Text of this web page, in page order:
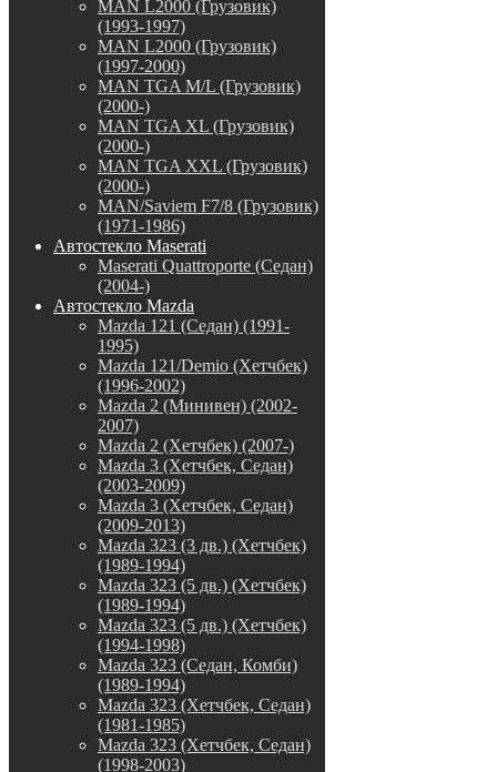
MAN L2000 (Грузовик)
(1993-1997)
MAN L2000 (Грузовик)
(1997-2000)
MAN TGA M/L (Грузовик)
(2000-)
MAN TGA XL (Грузовик)
(2000-)
MAN TGA XXL (Грузовик)
(2000-)
MAN/Saviem F7/8 (Грузовик)
(1971-1986)
Автостекло Maserati
Maserati Quattroporte (Седан)
(2004-)
Автостекло Mazda
Mazda 121 (Седан) (1991-
1995)
Mazda 121/Demio (Хетчбек)
(1996-2002)
Mazda 2 (Минивен) (2002-
2007)
Mazda 2 (Хетчбек) (2007-)
Mazda 3 (Хетчбек, Седан)
(2003-2009)
Mazda 3 (Хетчбек, Седан)
(2009-2013)
Mazda 323 (3 дв.) (Хетчбек)
(1989-1994)
Mazda 323 (5 дв.) (Хетчбек)
(1989-1994)
Mazda 323 (5 дв.) (Хетчбек)
(1994-1998)
Mazda 323 (Седан, Комби)
(1989-1994)
Mazda 323 (Хетчбек, Седан)
(1981-1985)
Mazda 323 (Хетчбек, Седан)
(1998-2003)